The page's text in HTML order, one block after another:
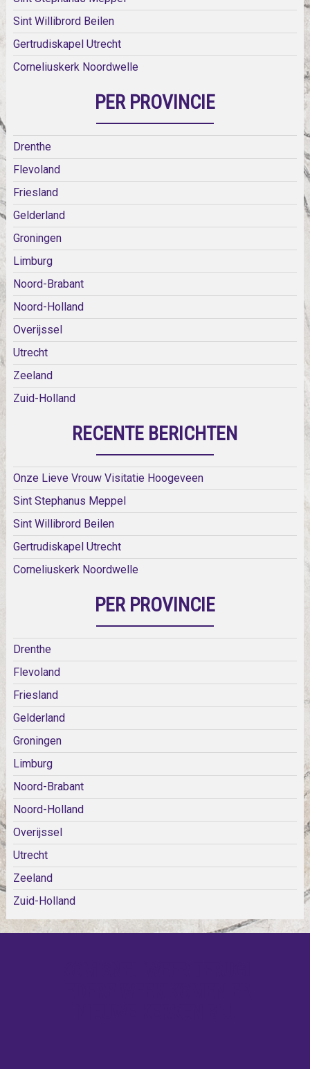
Sint Willibrord Beilen
Gertrudiskapel Utrecht
Corneliuskerk Noordwelle
PER PROVINCIE
Drenthe
Flevoland
Friesland
Gelderland
Groningen
Limburg
Noord-Brabant
Noord-Holland
Overijssel
Utrecht
Zeeland
Zuid-Holland
RECENTE BERICHTEN
Onze Lieve Vrouw Visitatie Hoogeveen
Sint Stephanus Meppel
Sint Willibrord Beilen
Gertrudiskapel Utrecht
Corneliuskerk Noordwelle
PER PROVINCIE
Drenthe
Flevoland
Friesland
Gelderland
Groningen
Limburg
Noord-Brabant
Noord-Holland
Overijssel
Utrecht
Zeeland
Zuid-Holland